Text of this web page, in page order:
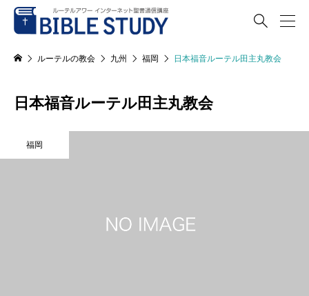

ルーテルの教会 九州 福岡 日本福音ルーテル田主丸教会
日本福音ルーテル田主丸教会
福岡